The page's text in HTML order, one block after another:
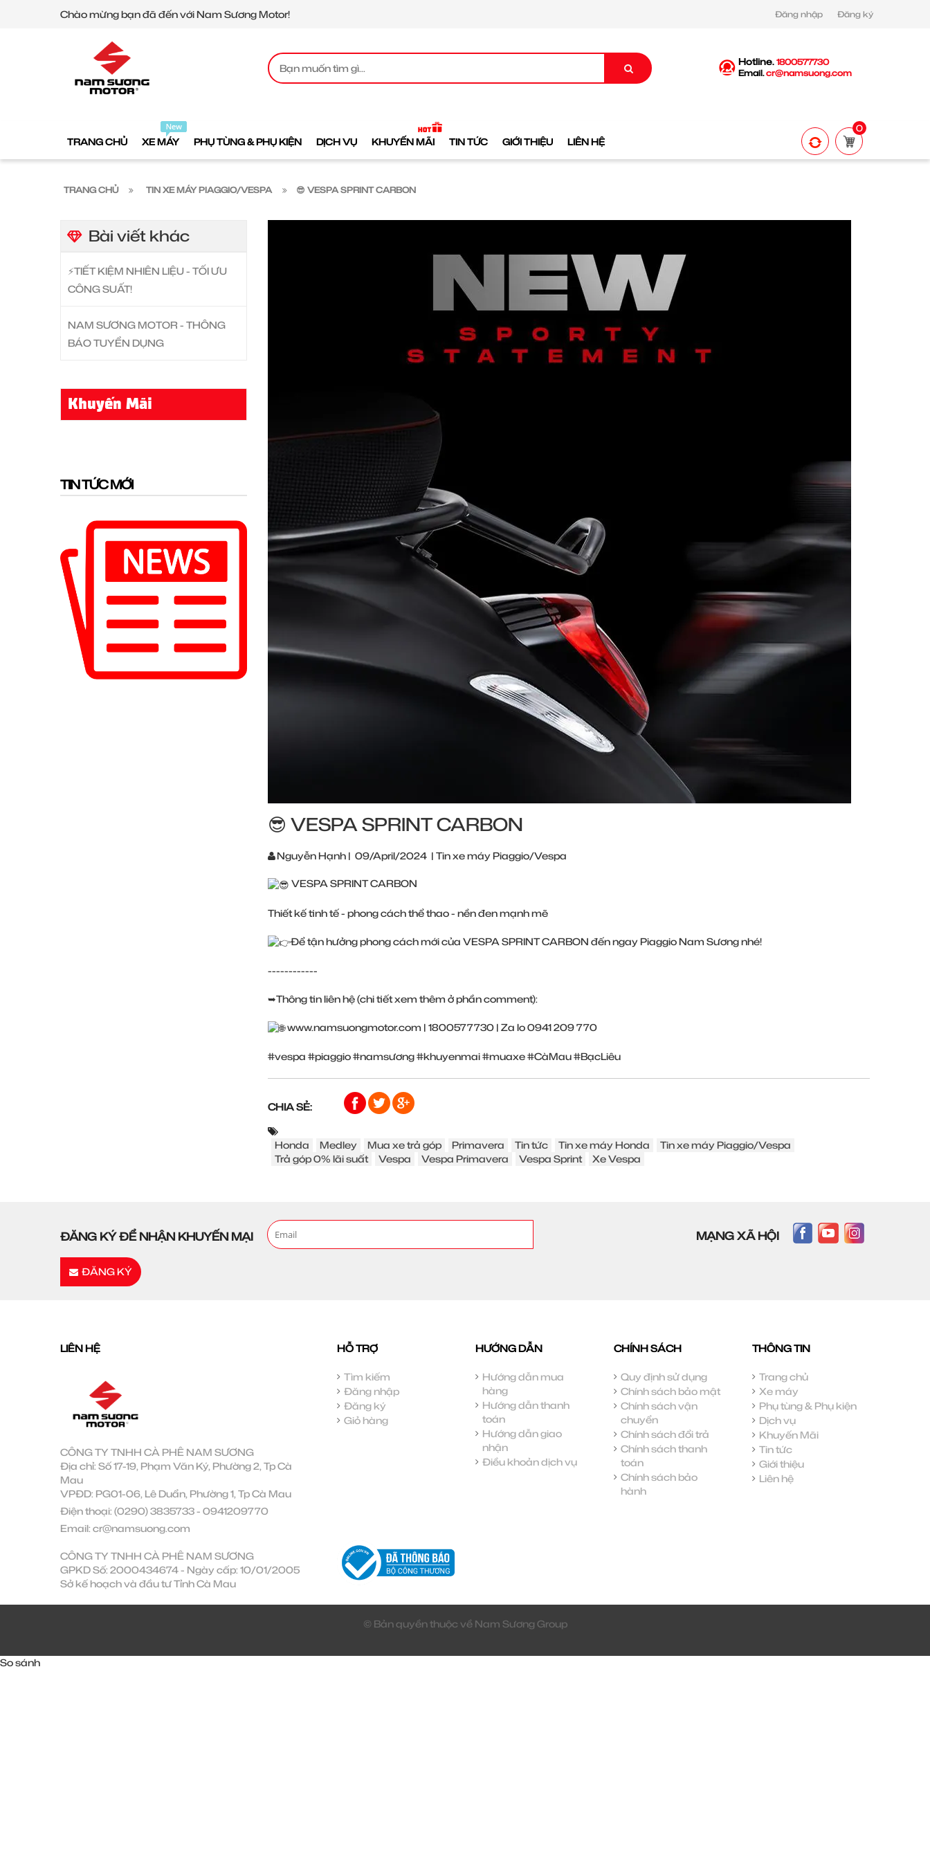
Chào mừng bạn đã đến với Nam Sương Motor! Đăng nhập Đăng ký
Hotline. 1800577730
Email.cr@namsuong.com
TRANG CHỦ XE MÁY PHỤ TÙNG & PHỤ KIỆN DỊCH VỤ KHUYẾN MÃI TIN TỨC GIỚI THIỆU LIÊN HỆ
0
TRANG CHỦ TIN XE MÁY PIAGGIO/VESPA 😎 VESPA SPRINT CARBON
Bài viết khác
⚡️TIẾT KIỆM NHIÊN LIỆU - TỐI ƯU
CÔNG SUẤT!
NAM SƯƠNG MOTOR - THÔNG
BÁO TUYỂN DỤNG
Khuyến Mãi
TIN TỨC MỚI
😎 VESPA SPRINT CARBON
Nguyễn Hạnh | 09/April/2024 | Tin xe máy Piaggio/Vespa
VESPA SPRINT CARBON
Thiết kế tinh tế - phong cách thể thao - nền đen mạnh mẽ
Để tận hưởng phong cách mới của VESPA SPRINT CARBON đến ngay Piaggio Nam Sương nhé!
------------
➥Thông tin liên hệ (chi tiết xem thêm ở phần comment):
www.namsuongmotor.com | 1800577730 | Za lo 0941 209 770
#vespa #piaggio#namsương#khuyenmai#muaxe#CàMau#BạcLiêu
CHIA SẺ:
Honda Medley Mua xe trả góp Primavera Tin tức Tin xe máy Honda
Tin xe máy Piaggio/Vespa
Trả góp 0% lãi suất
Vespa Vespa Primavera Vespa Sprint Xe Vespa
ĐĂNG KÝ ĐỂ NHẬN KHUYẾN MẠI
ĐĂNG KÝ
MẠNG XÃ HỘI
LIÊN HỆ
CÔNG TY TNHH CÀ PHÊ NAM SƯƠNG
Địa chỉ: Số 17-19, Phạm Văn Ký, Phường 2, Tp Cà
Mau
VPĐD: PG01-06, Lê Duẩn, Phường 1, Tp Cà Mau
Điện thoại: (0290) 3835733- 0941209770
Email: cr@namsuong.com
CÔNG TY TNHH CÀ PHÊ NAM SƯƠNG
GPKD Số: 2000434674 - Ngày cấp: 10/01/2005
Sở kế hoạch và đầu tư Tỉnh Cà Mau
HỖ TRỢ
Tìm kiếm
Đăng nhập
Đăng ký
Giỏ hàng
HƯỚNG DẪN
Hướng dẫn mua
hàng
Hướng dẫn thanh
toán
Hướng dẫn giao
nhận
Điều khoản dịch vụ
CHÍNH SÁCH
Quy định sử dụng
Chính sách bảo mật
Chính sách vận
chuyển
Chính sách đổi trả
Chính sách thanh
toán
Chính sách bảo
hành
THÔNG TIN
Trang chủ
Xe máy
Phụ tùng & Phụ kiện
Dịch vụ
Khuyến Mãi
Tin tức
Giới thiệu
Liên hệ
© Bản quyền thuộc về Nam Sương Group
So sánh